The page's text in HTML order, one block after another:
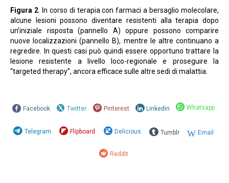
Figura 2. In corso di terapia con farmaci a bersaglio molecolare,
alcune lesioni possono diventare resistenti alla terapia dopo
un’iniziale risposta (pannello A) oppure possono comparire
nuove localizzazioni (pannello B), mentre le altre continuano a
regredire. In questi casi può quindi essere opportuno trattare la
lesione resistente a livello loco-regionale e proseguire la
“targeted therapy”, ancora efficace sulle altre sedi di malattia.
Facebook Twitter Pinterest Linkedin Whatsapp
Telegram Flipboard Delicious Tumblr Email
Reddit